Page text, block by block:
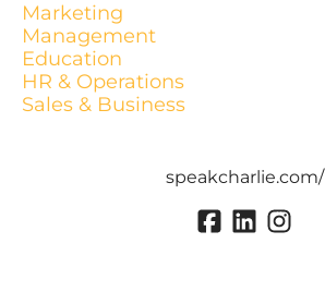
Marketing
Management
Education
HR & Operations
Sales & Business
speakcharlie.com/